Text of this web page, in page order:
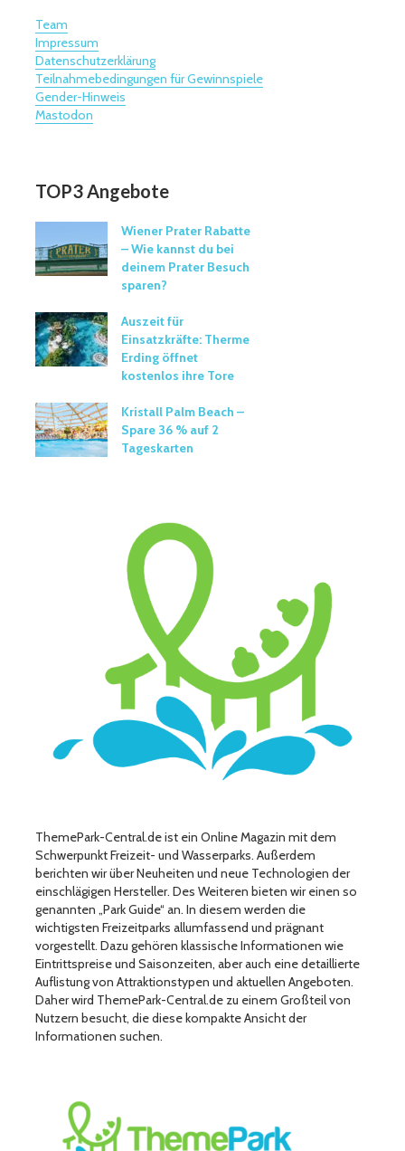
Team
Impressum
Datenschutzerklärung
Teilnahmebedingungen für Gewinnspiele
Gender-Hinweis
Mastodon
TOP3 Angebote
Wiener Prater Rabatte
– Wie kannst du bei
deinem Prater Besuch
sparen?
Auszeit für
Einsatzkräfte: Therme
Erding öffnet
kostenlos ihre Tore
Kristall Palm Beach –
Spare 36 % auf 2
Tageskarten
ThemePark-Central.de ist ein Online Magazin mit dem
Schwerpunkt Freizeit- und Wasserparks. Außerdem
berichten wir über Neuheiten und neue Technologien der
einschlägigen Hersteller. Des Weiteren bieten wir einen so
genannten „Park Guide“ an. In diesem werden die
wichtigsten Freizeitparks allumfassend und prägnant
vorgestellt. Dazu gehören klassische Informationen wie
Eintrittspreise und Saisonzeiten, aber auch eine detaillierte
Auflistung von Attraktionstypen und aktuellen Angeboten.
Daher wird ThemePark-Central.de zu einem Großteil von
Nutzern besucht, die diese kompakte Ansicht der
Informationen suchen.